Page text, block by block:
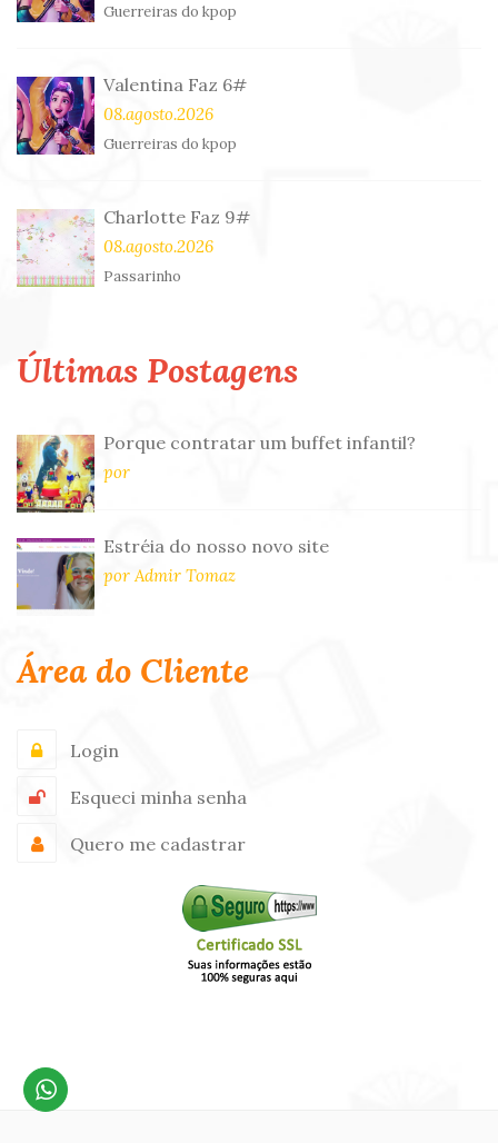
Guerreiras do kpop
Valentina Faz 6#
08.agosto.2026
Guerreiras do kpop
Charlotte Faz 9#
08.agosto.2026
Passarinho
Últimas Postagens
Porque contratar um buffet infantil?
por
Estréia do nosso novo site
por Admir Tomaz
Área do Cliente
Login
Esqueci minha senha
Quero me cadastrar